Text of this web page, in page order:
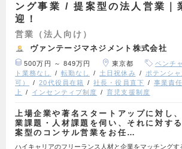
ング事業 / 提案型の法人営業｜
迎！
営業（法人向け）
ヴァンテージマネジメント株式会社
500万円 ～ 849万円 東京都 ベンチ
ト業務なし
転勤なし 土日祝休み
ポテンシ
可）
20代役員在籍 社長・役員直下 事業責
上
インセンティブ制度 育児支援制度
上場企業や著名スタートアップに対し
業課題・人材課題を伺い、それに対す
案型のコンサル営業をお任…
ハイキャリアのフリーランス人材と企業をマッチングす